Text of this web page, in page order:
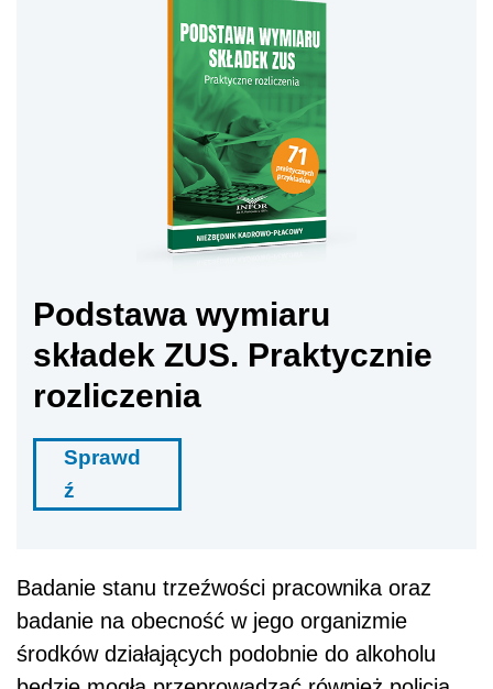
Podstawa wymiaru
składek ZUS. Praktycznie
rozliczenia
Sprawd
ź
Badanie stanu trzeźwości pracownika oraz
badanie na obecność w jego organizmie
środków działających podobnie do alkoholu